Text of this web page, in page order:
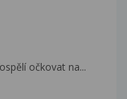
očkovat na...